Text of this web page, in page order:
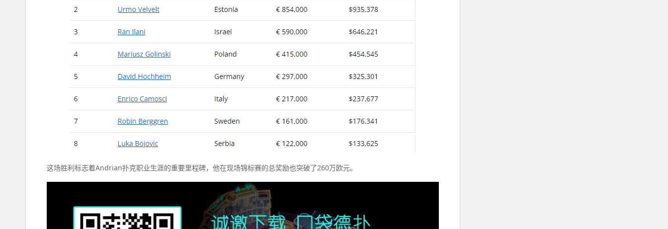
这场胜利标志着Andrian扑克职业生涯的重要里程碑，他在现场锦标赛的总奖励也突破了260万欧元。